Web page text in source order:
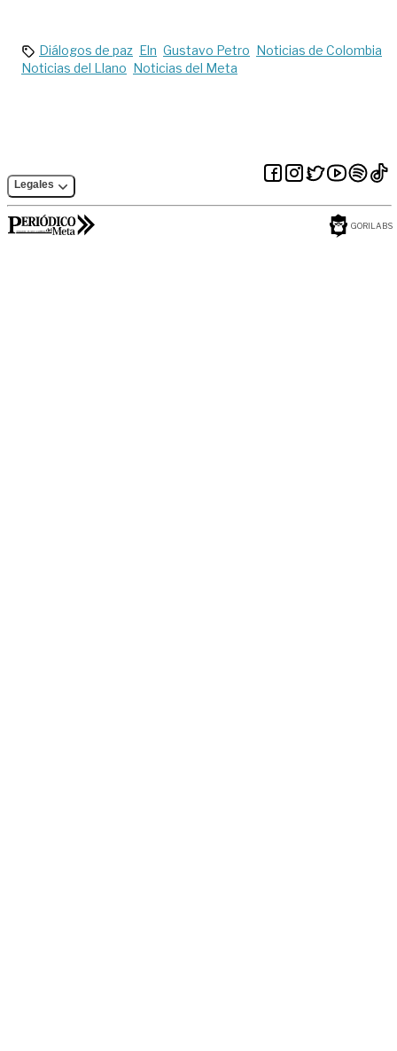
Diálogos de paz Eln Gustavo Petro Noticias de Colombia
Noticias del Llano Noticias del Meta
Legales
GORILABS